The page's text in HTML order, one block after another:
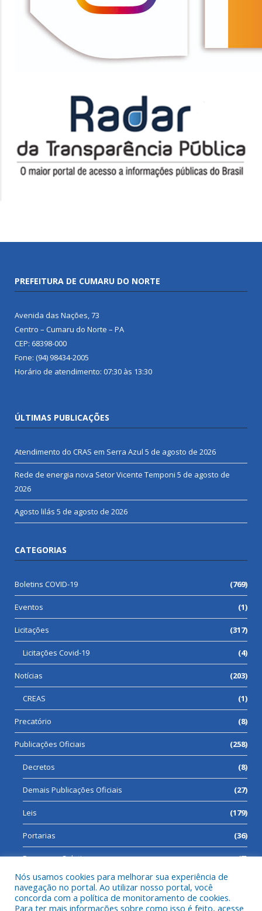
PREFEITURA DE CUMARU DO NORTE
Avenida das Nações, 73
Centro – Cumaru do Norte – PA
CEP: 68398-000
Fone: (94) 98434-2005
Horário de atendimento: 07:30 às 13:30
ÚLTIMAS PUBLICAÇÕES
Atendimento do CRAS em Serra Azul 5 de agosto de 2026
Rede de energia nova Setor Vicente Temponi 5 de agosto de
2026
Agosto lilás 5 de agosto de 2026
CATEGORIAS
Boletins COVID-19 (769)
Eventos (1)
Licitações (317)
Licitações Covid-19 (4)
Notícias (203)
CREAS (1)
Precatório (8)
Publicações Oficiais (258)
Decretos (8)
Demais Publicações Oficiais (27)
Leis (179)
Portarias (36)
Processos Seletivos (7)
Nós usamos cookies para melhorar sua experiência de
navegação no portal. Ao utilizar nosso portal, você
concorda com a política de monitoramento de cookies.
Para ter mais informações sobre como isso é feito, acesse